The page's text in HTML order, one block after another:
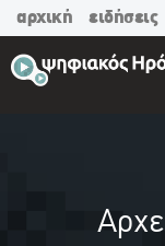
αρχική ειδήσεις